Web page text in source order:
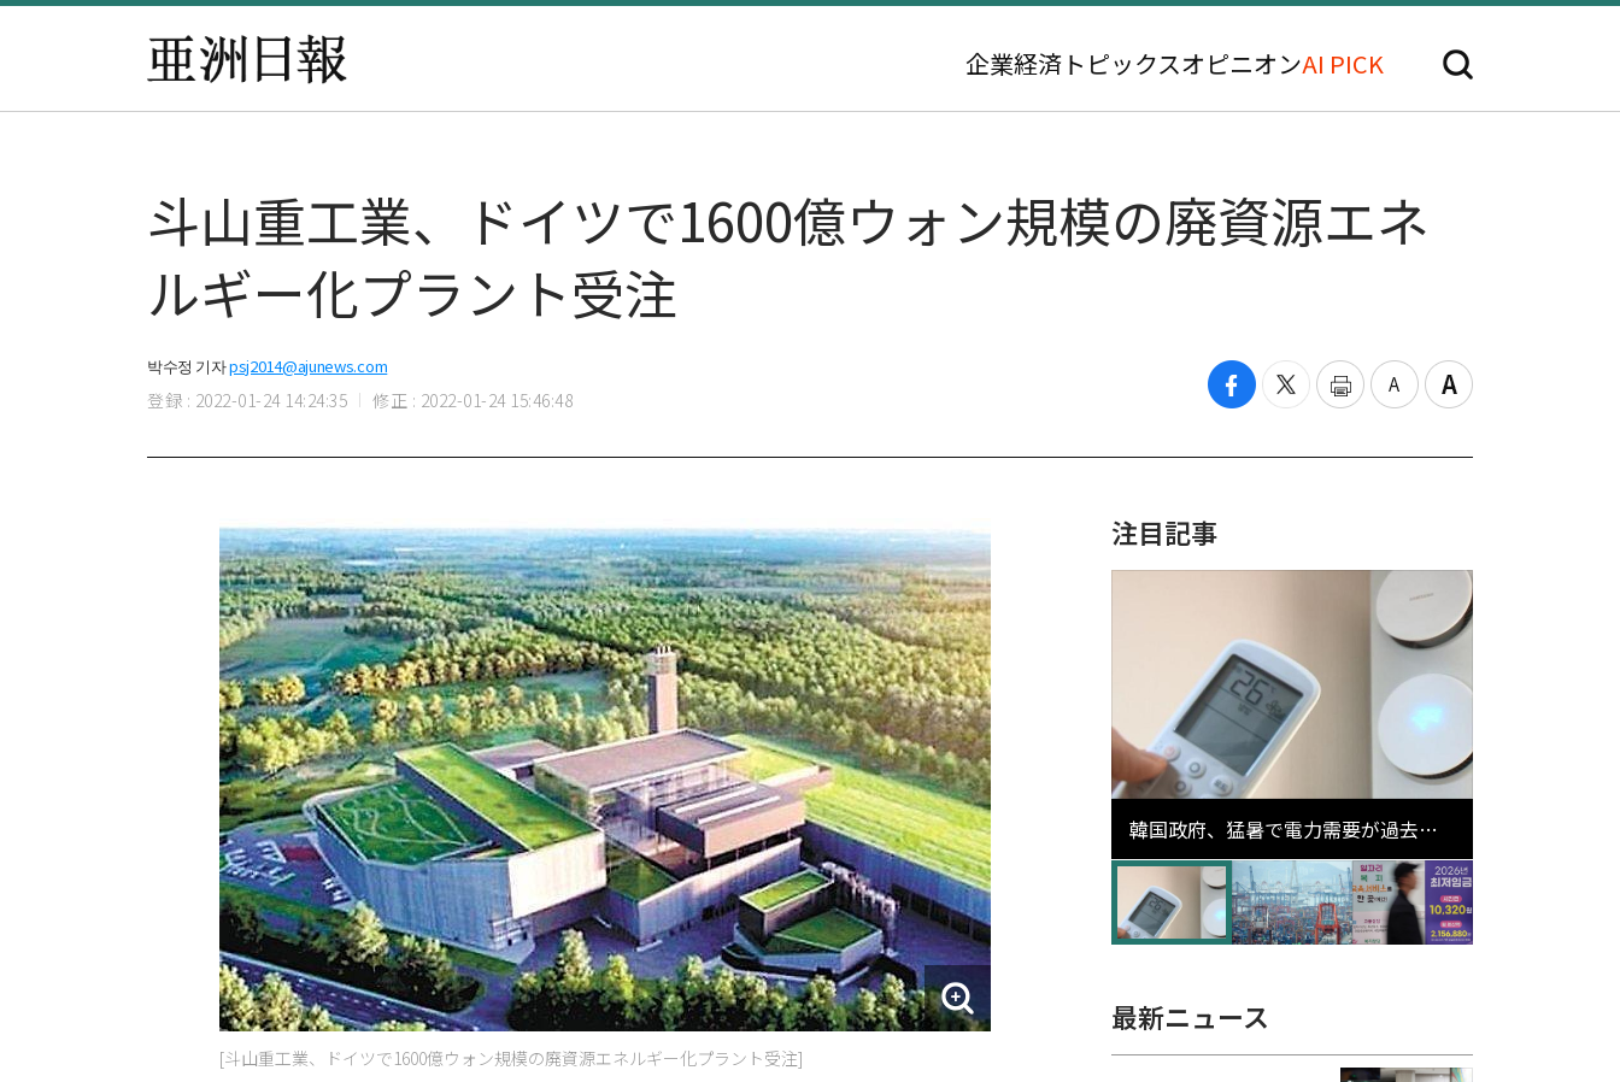
企業経済 トピックスオピニオンAI PICK
斗山重工業、ドイツで1600億ウォン規模の廃資源エネ
ルギー化プラント受注
박수정 기자psj2014@ajunews.com
登録 : 2022-01-24 14:24:35 修正 : 2022-01-24 15:46:48
[斗山重工業、ドイツで1600億ウォン規模の廃資源エネルギー化プラント受注]
注目記事
韓国政府、猛暑で電力需要が過去最
高更新の可能性に需給対応体制を点
検
最新ニュース